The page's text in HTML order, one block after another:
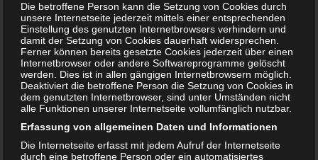
Infludoron in der Schwangerschaft – Ist das bedenklich?
Die betroffene Person kann die Setzung von Cookies durch
unsere Internetseite jederzeit mittels einer entsprechenden
Einstellung des genutzten Internetbrowsers verhindern und
damit der Setzung von Cookies dauerhaft widersprechen.
Ferner können bereits gesetzte Cookies jederzeit über einen
Internetbrowser oder andere Softwareprogramme gelöscht
werden. Dies ist in allen gängigen Internetbrowsern möglich.
Deaktiviert die betroffene Person die Setzung von Cookies in
dem genutzten Internetbrowser, sind unter Umständen nicht
alle Funktionen unserer Internetseite vollumfänglich nutzbar.
Erfassung von allgemeinen Daten und Informationen
Die Internetseite erfasst mit jedem Aufruf der Internetseite
durch eine betroffene Person oder ein automatisiertes